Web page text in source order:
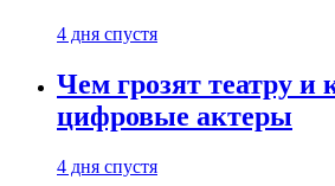
4 дня спустя
Чем грозят театру и
цифровые актеры
4 дня спустя